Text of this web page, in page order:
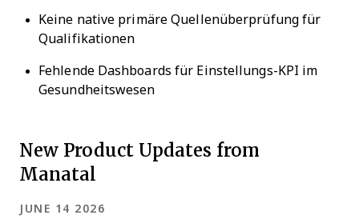
Keine native primäre Quellenüberprüfung für
Qualifikationen
Fehlende Dashboards für Einstellungs-KPI im
Gesundheitswesen
New Product Updates from
Manatal
JUNE 14 2026